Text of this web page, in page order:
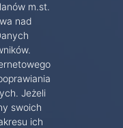
m.st.
nad
Jeżeli
swoich
ich